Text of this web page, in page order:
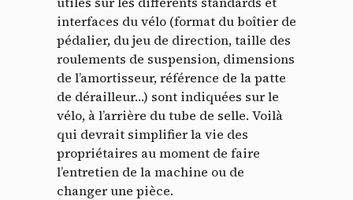
interfaces du vélo (format du boîtier de
pédalier, du jeu de direction, taille des
roulements de suspension, dimensions
de l’amortisseur, référence de la patte
de dérailleur…) sont indiquées sur le
vélo, à l’arrière du tube de selle. Voilà
qui devrait simplifier la vie des
propriétaires au moment de faire
l’entretien de la machine ou de
changer une pièce.